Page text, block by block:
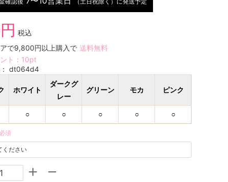
税込
で9,800円以上購入で 送料無料
ト： 10pt
dt064d4
ホワイト
ダークグ
レー
グリーン モカ ピンク
○ ○ ○ ○ ○
必須